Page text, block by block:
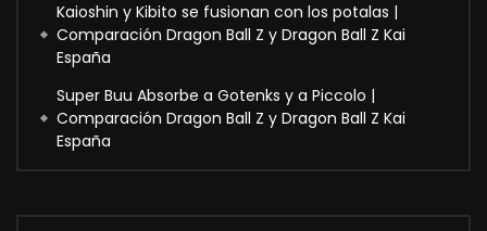
Kaioshin y Kibito se fusionan con los potalas |
Comparación Dragon Ball Z y Dragon Ball Z Kai
España
Super Buu Absorbe a Gotenks y a Piccolo |
Comparación Dragon Ball Z y Dragon Ball Z Kai
España